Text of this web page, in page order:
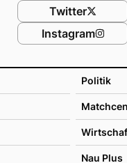
Politik
Nau Plus
Twitter
Instagram